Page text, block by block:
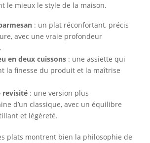
le mieux le style de la maison.
: un plat réconfortant, précis
avec une vraie profondeur
en deux cuissons : une assiette qui
la finesse du produit et la maîtrise
revisité : une version plus
d’un classique, avec un équilibre
et légèreté.
plats montrent bien la philosophie de